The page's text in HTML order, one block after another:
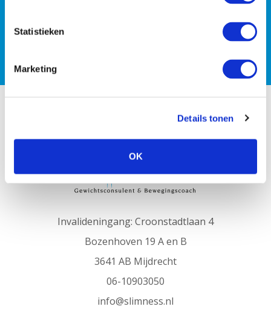
Statistieken
Marketing
Details tonen
OK
Invalideningang: Croonstadtlaan 4
Bozenhoven 19 A en B
3641 AB Mijdrecht
06-10903050
info@slimness.nl